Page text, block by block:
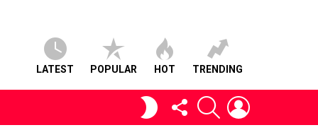
LATEST POPULAR HOT TRENDING
SWITCH
SKIN
FOLLOW
US
SEARCH